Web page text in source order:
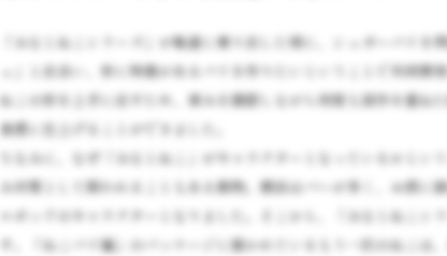
「みなとねこシリーズ」が軌道に乗り出した頃に、シュガーパイを
ュ」と出会い、形に特徴があるパイを作りたいということで共同開
ねこの形を上手に出すため、厚みを調節しながら何度も試作を重ね
食感に仕上げることができました。
ちなみに、なぜ「みなとねこ」がキャラクターとなっているかとい
み対策として飼われることもある動物。横浜はバーが多く、お酒に
ルポッドのキャラクターとなりました。そこから、「みなとねこシ
す。「ねこパイ編」のパッケージに描かれているもう一匹のねこは